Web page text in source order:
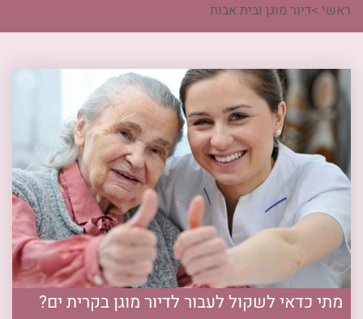
ראשי >דיור מוגן ובית אבות
מתי כדאי לשקול לעבור לדיור מוגן בקרית ים?